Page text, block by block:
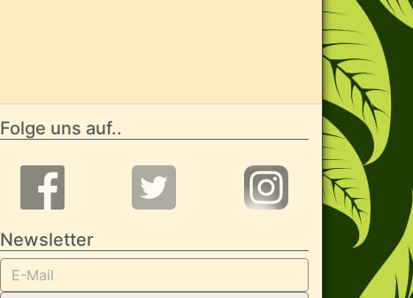
Folge uns auf..
Newsletter